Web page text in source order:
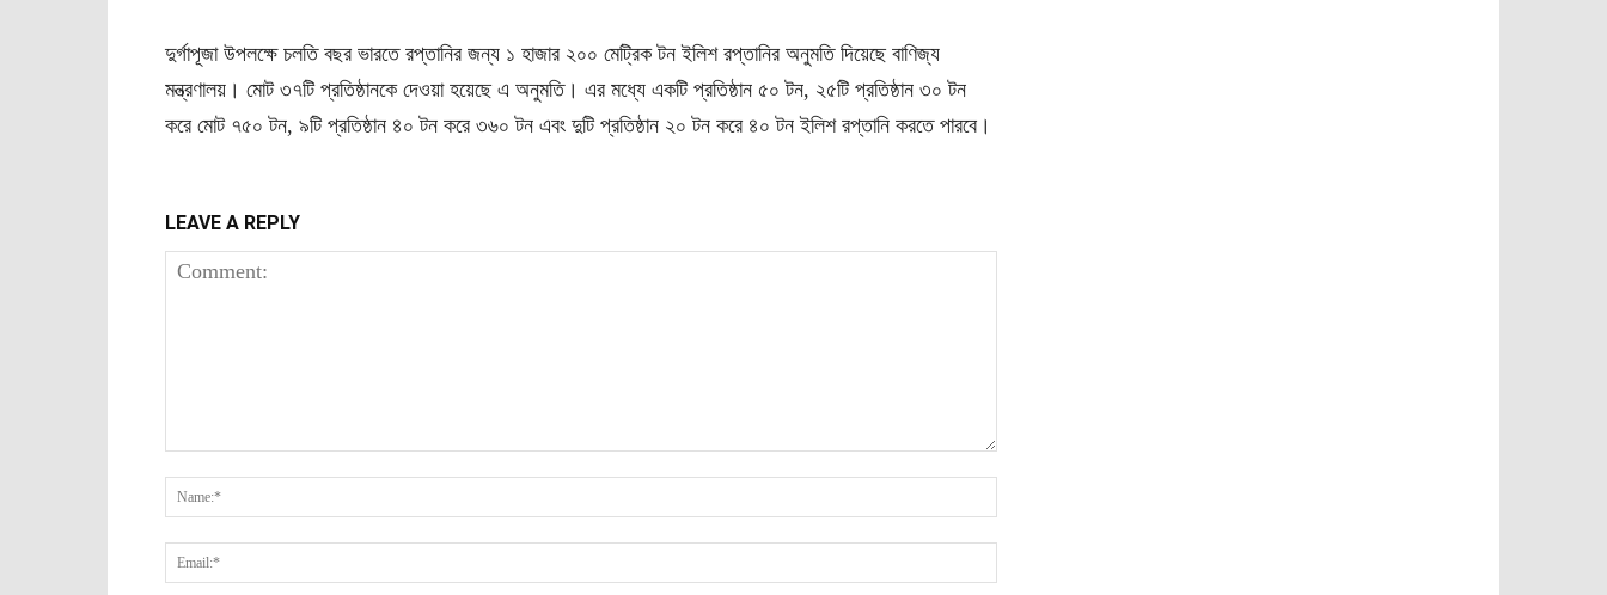
দুর্গাপূজা উপলক্ষে চলতি বছর ভারতে রপ্তানির জন্য ১ হাজার ২০০ মেট্রিক টন ইলিশ রপ্তানির অনুমতি দিয়েছে বাণিজ্য
মন্ত্রণালয়। মোট ৩৭টি প্রতিষ্ঠানকে দেওয়া হয়েছে এ অনুমতি। এর মধ্যে একটি প্রতিষ্ঠান ৫০ টন, ২৫টি প্রতিষ্ঠান ৩০ টন
করে মোট ৭৫০ টন, ৯টি প্রতিষ্ঠান ৪০ টন করে ৩৬০ টন এবং দুটি প্রতিষ্ঠান ২০ টন করে ৪০ টন ইলিশ রপ্তানি করতে পারবে।
LEAVE A REPLY